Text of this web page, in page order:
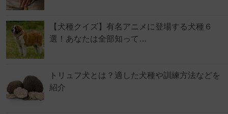
【犬種クイズ】有名アニメに登場する犬種６
選！あなたは全部知って…
トリュフ犬とは？適した犬種や訓練方法などを
紹介